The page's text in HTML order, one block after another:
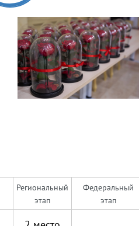
Региональный
этап
Федеральный
этап